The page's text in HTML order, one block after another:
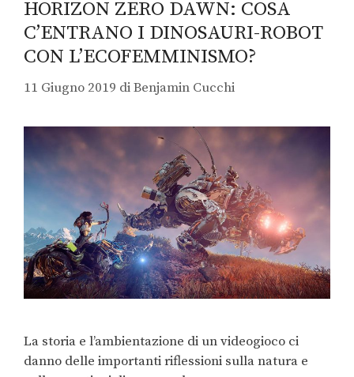
HORIZON ZERO DAWN: COSA
C’ENTRANO I DINOSAURI-ROBOT
CON L’ECOFEMMINISMO?
11 Giugno 2019 diBenjamin Cucchi
La storia e l’ambientazione di un videogioco ci
danno delle importanti riflessioni sulla natura e